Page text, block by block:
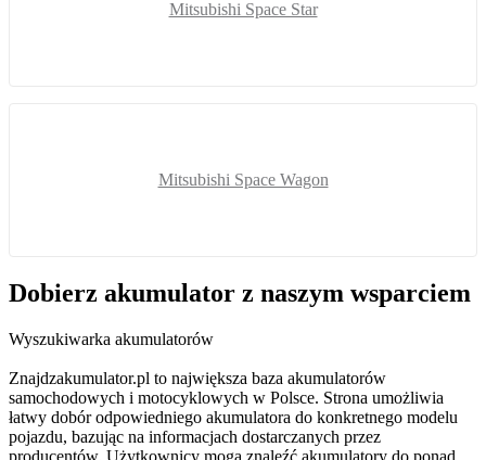
Mitsubishi Space Star
Mitsubishi Space Wagon
Dobierz akumulator z naszym wsparciem
Wyszukiwarka akumulatorów
Znajdzakumulator.pl to największa baza akumulatorów
samochodowych i motocyklowych w Polsce. Strona umożliwia
łatwy dobór odpowiedniego akumulatora do konkretnego modelu
pojazdu, bazując na informacjach dostarczanych przez